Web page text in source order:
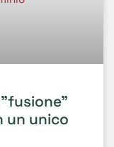
"fusione"
un unico